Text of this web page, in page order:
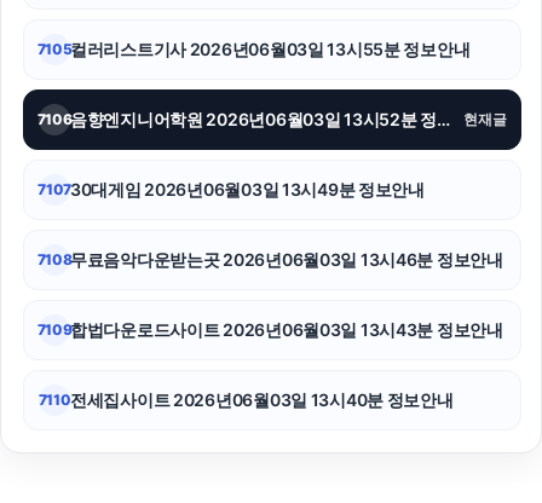
7105컬러리스트기사 2026년06월03일 13시55분 정보안내
7106 음향엔지니어학원 2026년06월03일 13시52분 정보안내 현재글
710730대게임 2026년06월03일 13시49분 정보안내
7108무료음악다운받는곳 2026년06월03일 13시46분 정보안내
7109합법다운로드사이트 2026년06월03일 13시43분 정보안내
7110전세집사이트 2026년06월03일 13시40분 정보안내